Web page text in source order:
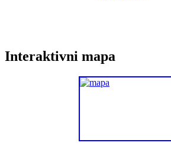
Interaktivni mapa